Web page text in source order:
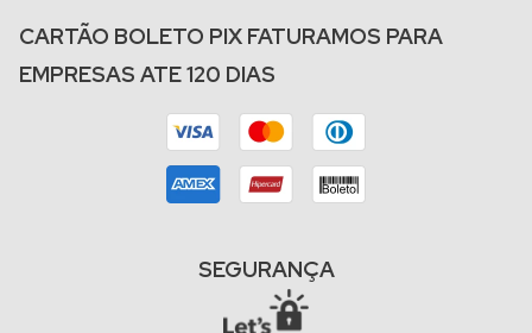
CARTÃO BOLETO PIX FATURAMOS PARA
EMPRESAS ATE 120 DIAS
SEGURANÇA